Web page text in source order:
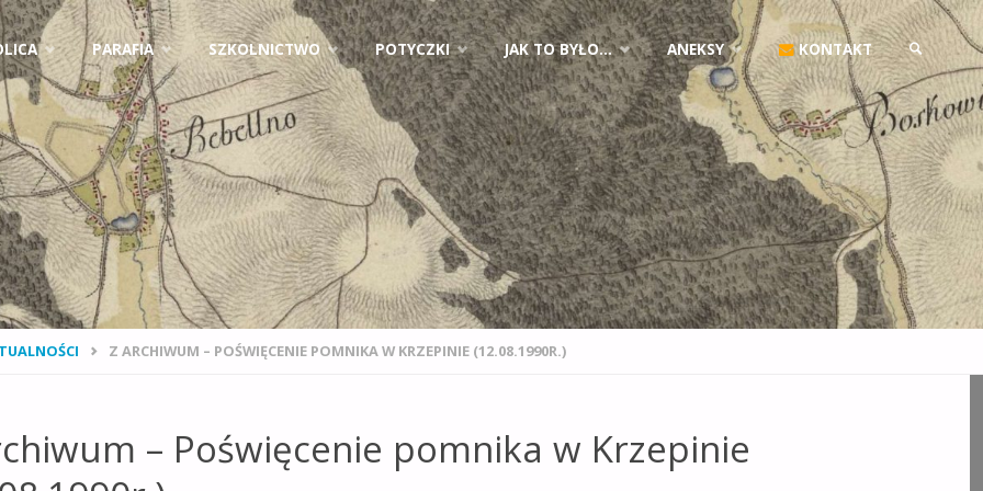
PARAFIA SZKOLNICTWO POTYCZKI JAK TO BYŁO… ANEKSY KONTAKT
SZUKAJ
Z ARCHIWUM – POŚWIĘCENIE POMNIKA W KRZEPINIE (12.08.1990R.)
– Poświęcenie pomnika w Krzepinie